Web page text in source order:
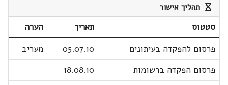
תהליך אישור
סטטוס תאריך
הערה
פרסום להפקדה בעיתונים
05.07.10
מעריב
פרסום הפקדה ברשומות
18.08.10